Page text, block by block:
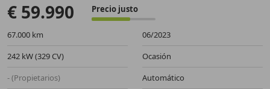
€ 59.990 Precio justo
67.000 km
06/2023
242 kW (329 CV)
Ocasión
- (Propietarios)
Automático